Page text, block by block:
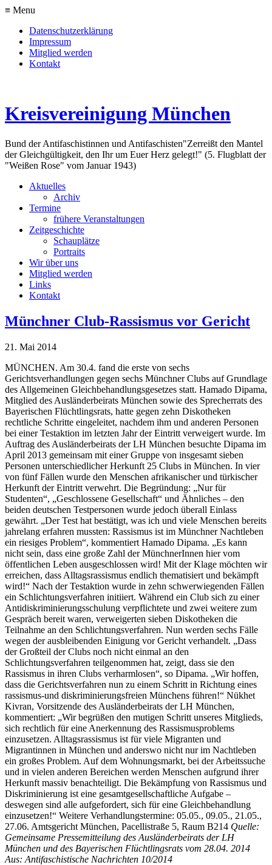
≡ Menu
Datenschutzerklärung
Impressum
Mitglied werden
Kontakt
Kreisvereinigung München
Bund der Antifaschistinnen und Antifaschisten"Zerreißt den Mantel
der Gleichgültigkeit, den Ihr um Euer Herz gelegt!" (5. Flugblatt der
"Weißen Rose" vom Januar 1943)
Aktuelles
Archiv
Termine
frühere Veranstaltungen
Zeitgeschichte
Schauplätze
Portraits
Wir über uns
Mitglied werden
Links
Kontakt
Münchner Club-Rassismus vor Gericht
21. Mai 2014
MÜNCHEN. Am 30.4. fand die erste von sechs
Gerichtsverhandlungen gegen sechs Münchner Clubs auf Grundlage
des Allgemeinen Gleichbehandlungsgesetzes statt. Hamado Dipama,
Mitglied des Ausländerbeirats München sowie des Sprecherrats des
Bayerischen Flüchtlingsrats, hatte gegen zehn Diskotheken
rechtliche Schritte eingeleitet, nachdem ihm und anderen Personen
bei einer Testaktion im letzten Jahr der Eintritt verweigert wurde. Im
Auftrag des Ausländerbeirats der LH München besuchte Dipama im
April 2013 gemeinsam mit einer Gruppe von insgesamt sieben
Personen unterschiedlicher Herkunft 25 Clubs in München. In vier
von fünf Fällen wurde den Menschen afrikanischer und türkischer
Herkunft der Eintritt verwehrt. Die Begründung: „Nur für
Studenten“, „Geschlossene Gesellschaft“ und Ähnliches – den
beiden deutschen Testpersonen wurde jedoch überall Einlass
gewährt. „Der Test hat bestätigt, was ich und viele Menschen bereits
jahrelang erfahren mussten: Rassismus ist im Münchner Nachtleben
ein riesiges Problem“, kommentiert Hamado Dipama. „Es kann
nicht sein, dass eine große Zahl der MünchnerInnen hier vom
öffentlichen Leben ausgeschlossen wird! Mit der Klage möchten wir
erreichen, dass Alltagsrassismus endlich thematisiert und bekämpft
wird!“ Nach der Testaktion wurde in zehn schwerwiegenden Fällen
ein Schlichtungsverfahren initiiert. Während ein Club sich zu einer
Antidiskriminierungsschulung verpflichtete und zwei weitere zum
Gespräch bereit waren, verweigerten sieben Diskotheken die
Teilnahme an den Schlichtungsverfahren. Nun werden sechs Fälle
wegen der ausbleibenden Einigung vor Gericht verhandelt. „Dass
der Großteil der Clubs noch nicht einmal an den
Schlichtungsverfahren teilgenommen hat, zeigt, dass sie den
Rassismus in ihren Clubs verharmlosen“, so Dipama. „Wir hoffen,
dass die Gerichtsverfahren nun zu einem Schritt in Richtung eines
rassismus-und diskriminierungsfreien Münchens führen!“ Nükhet
Kivran, Vorsitzende des Ausländerbeirats der LH München,
kommentiert: „Wir begrüßen den mutigen Schritt unseres Mitglieds,
sich rechtlich für eine Anerkennung des Rassismusproblems
einzusetzen. Alltagsrassismus ist für viele Migranten und
Migrantinnen in München und anderswo nicht nur im Nachtleben
ein großes Problem. Auf dem Wohnungsmarkt, bei der Arbeitssuche
und in vielen anderen Bereichen werden Menschen aufgrund ihrer
Herkunft massiv benachteiligt. Die Bekämpfung von Rassismus und
Diskriminierung ist eine gesamtgesellschaftliche Aufgabe –
deswegen sind alle aufgefordert, sich für eine Gleichbehandlung
einzusetzen!“ Weitere Verhandlungstermine: 05.05., 09.05., 21.05.,
27.06. Amtsgericht München, Pacellistraße 5, Raum B214 Quelle:
Gemeinsame Pressemitteilung des Ausländerbeirats der LH
München und des Bayerischen Flüchtlingsrats vom 28.04. 2014
Aus: Antifaschistische Nachrichten 10/2014